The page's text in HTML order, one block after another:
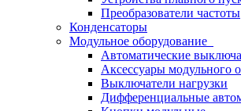
Преобразователи частоты
Конденсаторы
Модульное оборудование
Автоматические
Аксессуары модульного
Выключатели нагрузки
Дифференциальные